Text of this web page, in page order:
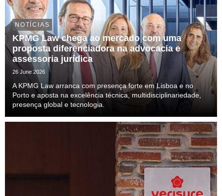
NOTÍCIAS
KPMG Law chega ao mercado com uma
proposta diferenciadora na advocacia e
assessoria jurídica
26 June 2026
A KPMG Law arranca com presença forte em Lisboa e no
Porto e aposta na excelência técnica, multidisciplinariedade,
presença global e tecnologia.